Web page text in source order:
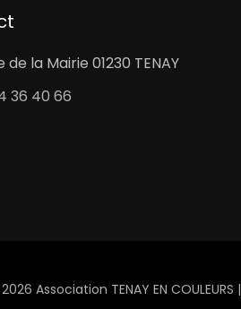
de la Mairie 01230 TENAY
36 40 66
Association TENAY EN COULEURS |